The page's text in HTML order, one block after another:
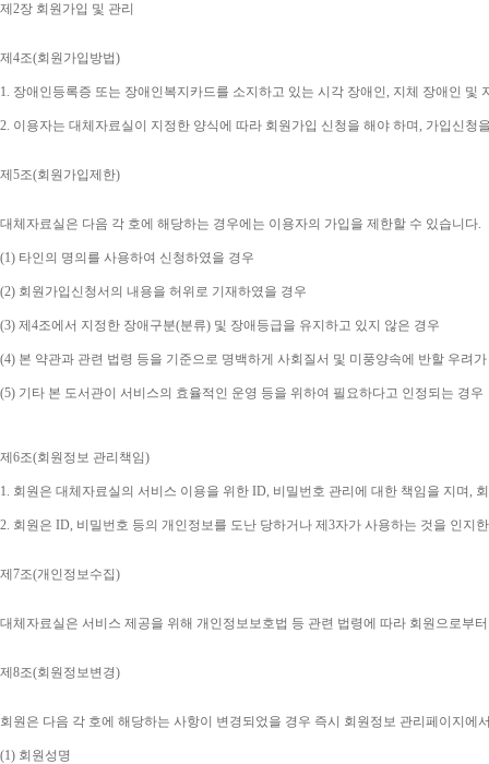
제 2장 회원가입 및 관리
제 4조(회원가입방법)
1. 장애인등록증 또는 장애인복지카드를 소지하고 있는 시각 장애인, 지체 장애인 및
2. 이용자는 대체자료실이 지정한 양식에 따라 회원가입 신청을 해야 하며, 가입신청
제 5조(회원가입제한)
대체자료실은 다음 각 호에 해당하는 경우에는 이용자의 가입을 제한할 수 있습니다.
(1) 타인의 명의를 사용하여 신청하였을 경우
(2) 회원가입신청서의 내용을 허위로 기재하였을 경우
(3) 제 4조에서 지정한 장애구분(분류) 및 장애등급을 유지하고 있지 않은 경우
(4) 본 약관과 관련 법령 등을 기준으로 명백하게 사회질서 및 미풍양속에 반할 우려
(5) 기타 본 도서관이 서비스의 효율적인 운영 등을 위하여 필요하다고 인정되는 경우
제 6조(회원정보 관리책임)
1. 회원은 대체자료실의 서비스 이용을 위한 ID, 비밀번호 관리에 대한 책임을 지며,
2. 회원은 ID, 비밀번호 등의 개인정보를 도난 당하거나 제 3자가 사용하는 것을 인지
제 7조(개인정보수집)
대체자료실은 서비스 제공을 위해 개인정보보호법 등 관련 법령에 따라 회원으로부
제 8조(회원정보변경)
회원은 다음 각 호에 해당하는 사항이 변경되었을 경우 즉시 회원정보 관리페이지에
(1) 회원성명